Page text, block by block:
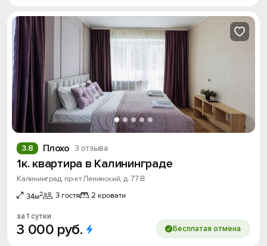
Плохо 3 отзыва
3.8
1к. квартира в Калининграде
Калининград, пр-кт Ленинский, д. 77 В
34м2 3 гостя 2 кровати
за 1 сутки
3 000 руб. Бесплатая отмена